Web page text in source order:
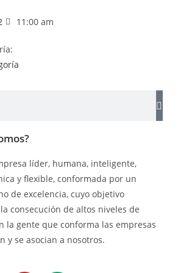
11:00 am
líder, humana, inteligente,
y flexible, conformada por un
de excelencia, cuyo objetivo
consecución de altos niveles de
la gente que conforma las empresas
y se asocian a nosotros.